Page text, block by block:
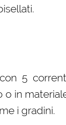
5
o in
i gradini.